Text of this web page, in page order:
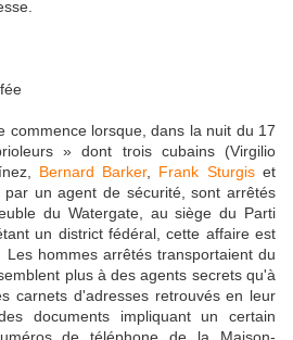
commence lorsque, dans la nuit du 17
» dont trois cubains (Virgilio
Bernard Barker, Frank Sturgiset
par un agent de sécurité, sont arrêtés
du Watergate, au siège du Parti
un district fédéral, cette affaire est
. Les hommes arrêtés transportaient du
plus à des agents secrets qu'à
carnets d'adresses retrouvés en leur
documents impliquant un certain
de téléphone de la Maison-